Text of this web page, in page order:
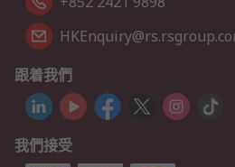
跟着我們
我們接受